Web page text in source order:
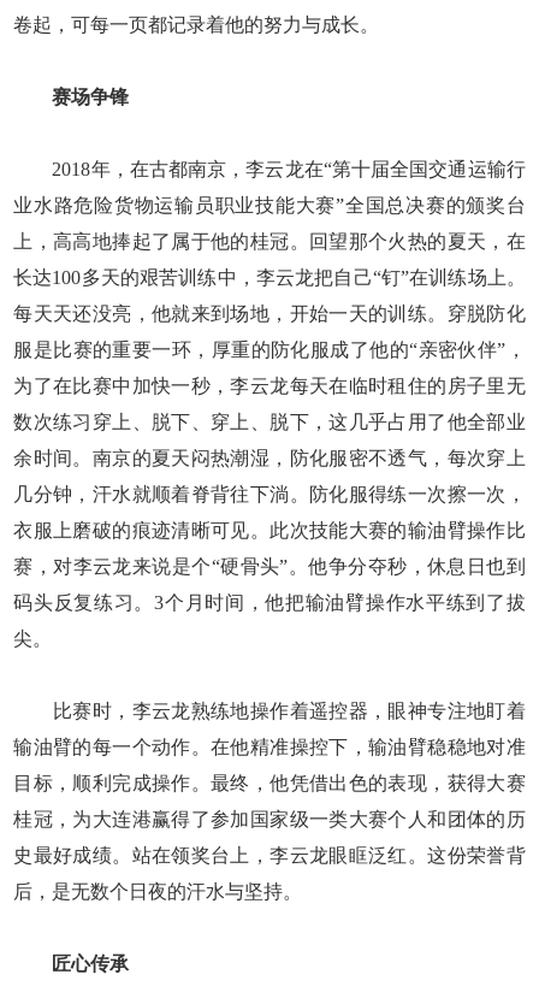
卷起，可每一页都记录着他的努力与成长。
赛场争锋
2018年，在古都南京，李云龙在“第十届全国交通运输行
业水路危险货物运输员职业技能大赛”全国总决赛的颁奖台
上，高高地捧起了属于他的桂冠。回望那个火热的夏天，在
长达100多天的艰苦训练中，李云龙把自己“钉”在训练场上。
每天天还没亮，他就来到场地，开始一天的训练。穿脱防化
服是比赛的重要一环，厚重的防化服成了他的“亲密伙伴”，
为了在比赛中加快一秒，李云龙每天在临时租住的房子里无
数次练习穿上、脱下、穿上、脱下，这几乎占用了他全部业
余时间。南京的夏天闷热潮湿，防化服密不透气，每次穿上
几分钟，汗水就顺着脊背往下淌。防化服得练一次擦一次，
衣服上磨破的痕迹清晰可见。此次技能大赛的输油臂操作比
赛，对李云龙来说是个“硬骨头”。他争分夺秒，休息日也到
码头反复练习。3个月时间，他把输油臂操作水平练到了拔
尖。
比赛时，李云龙熟练地操作着遥控器，眼神专注地盯着
输油臂的每一个动作。在他精准操控下，输油臂稳稳地对准
目标，顺利完成操作。最终，他凭借出色的表现，获得大赛
桂冠，为大连港赢得了参加国家级一类大赛个人和团体的历
史最好成绩。站在领奖台上，李云龙眼眶泛红。这份荣誉背
后，是无数个日夜的汗水与坚持。
匠心传承